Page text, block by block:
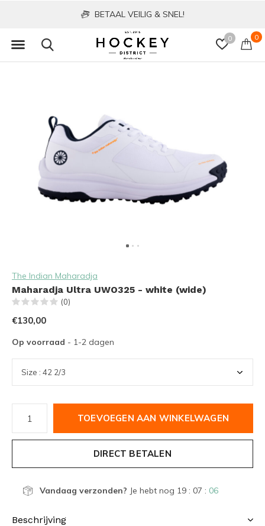
0 0
BETAAL VEILIG & SNEL!
The Indian Maharadja
Maharadja Ultra UWO325 - white (wide)
(0)
€130,00
Op voorraad - 1-2 dagen
TOEVOEGEN AAN WINKELWAGEN
DIRECT BETALEN
Vandaag verzonden? Je hebt nog 19 : 07 : 05
Beschrijving